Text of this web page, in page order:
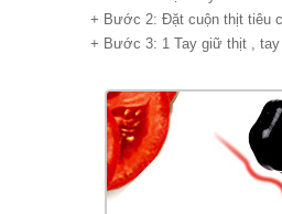
+ Bước 2: Đặt cuộn thịt tiêu
+ Bước 3: 1 Tay giữ thịt ,